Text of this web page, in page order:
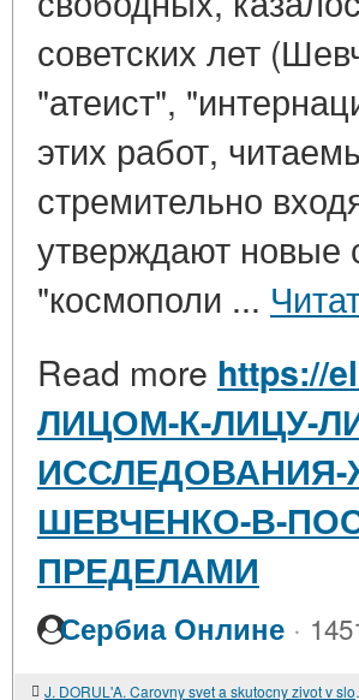
советских лет
"атеист",
этих работ,
стремительно
утверждают новые
"космополи ...
Read more https://
ЛИЦОМ-К-ЛИЦУ-
ИССЛЕДОВАНИЯ-
ШЕВЧЕНКО-В-
ПРЕДЕЛАМИ
Сербиа Онлине ·
J.